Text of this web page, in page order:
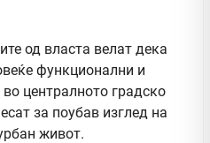
од власта велат дека
функционални и
централното градско
за поубав изглед на
живот.